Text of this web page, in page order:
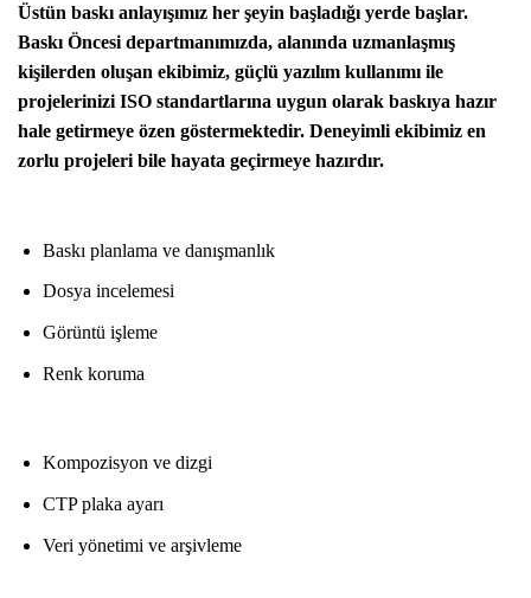
Üstün baskı anlayışımız her şeyin başladığı yerde başlar.
Baskı Öncesi departmanımızda, alanında uzmanlaşmış
kişilerden oluşan ekibimiz, güçlü yazılım kullanımı ile
projelerinizi ISO standartlarına uygun olarak baskıya hazır
hale getirmeye özen göstermektedir. Deneyimli ekibimiz en
zorlu projeleri bile hayata geçirmeye hazırdır.
Baskı planlama ve danışmanlık
Dosya incelemesi
Görüntü işleme
Renk koruma
Kompozisyon ve dizgi
CTP plaka ayarı
Veri yönetimi ve arşivleme